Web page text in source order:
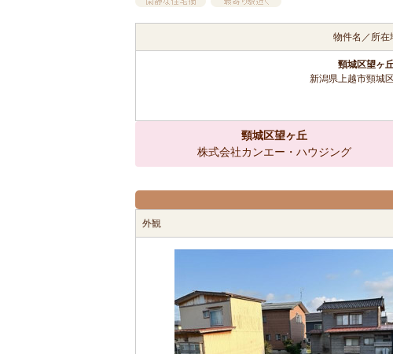
物件名／所在
頸城区望ヶ
新潟県上越市頸城
頸城区望ヶ丘
株式会社カンエー・ハウジング
外観